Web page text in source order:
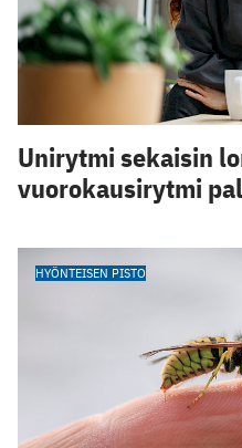
Unirytmi sekaisin
vuorokausirytmi
HYÖNTEISEN PISTO